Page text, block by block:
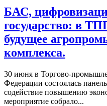
БАС,
государство: в
будущее
комплекса.
30 июня в Торгово-
Федерации состоялась
содействие повышению
мероприятие собрало...